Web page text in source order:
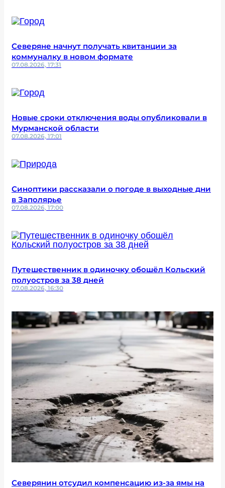
Северяне начнут получать квитанции за
коммуналку в новом формате
07.08.2026, 17:31
Новые сроки отключения воды опубликовали в
Мурманской области
07.08.2026, 17:01
Синоптики рассказали о погоде в выходные дни
в Заполярье
07.08.2026, 17:00
Путешественник в одиночку обошёл Кольский
полуостров за 38 дней
07.08.2026, 16:30
Северянин отсудил компенсацию из-за ямы на